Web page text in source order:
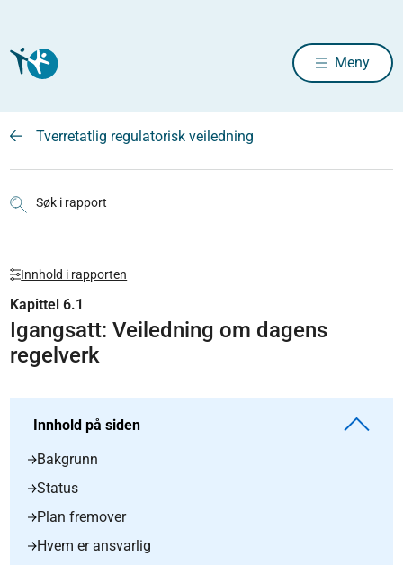
Meny
Tverretatlig regulatorisk veiledning
Søk i rapport
Innhold i rapporten
Kapittel 6.1
Igangsatt: Veiledning om dagens
regelverk
Innhold på siden
Bakgrunn
Status
Plan fremover
Hvem er ansvarlig